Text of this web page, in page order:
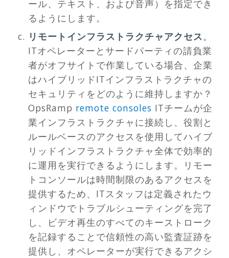
ール、テキスト、および音声）を指定でき
るようにします。
リモートインフラストラクチャアクセス 。
ITオペレーターとサードパーティの請負業
者がオフサイトで作業している場合、企業
はハイブリッドITインフラストラクチャの
セキュリティをどのように維持しますか？
OpsRamp remote consoles ITチームが企
業インフラストラクチャに接続し、役割と
ルールベースのアクセスを使用してハイブ
リッドインフラストラクチャ全体で効率的
に運用を実行できるようにします。リモー
トコンソールは時間制限のあるアクセスを
提供するため、ITスタッフは定義されたウ
ィンドウでトラブルシューティングを完了
し、ビデオ再生のすべてのキーストローク
を記録することで信頼性の高い監査証跡を
提供し、オペレーターが実行できるアクシ